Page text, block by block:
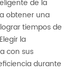
de la
obtener una
tiempos de
la
con sus
durante